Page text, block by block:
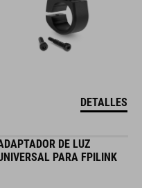
DETALLES
DE LUZ
PARA FPILINK